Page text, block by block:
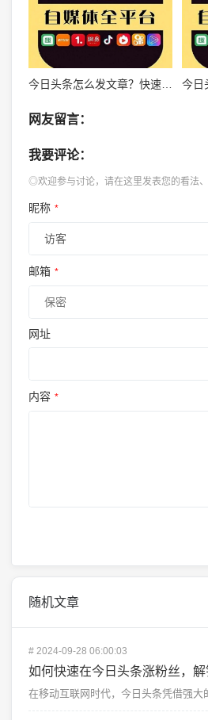
今日头条怎么发文章？快速上手指南，轻松玩转自媒体平台！
网友留言：
我要评论：
◎欢迎参与讨论，请在这里发表您的看法、
昵称 *
邮箱 *
网址
内容 *
随机文章
# 2024-09-28 06:00:03
如何快速在今日头条涨粉丝，